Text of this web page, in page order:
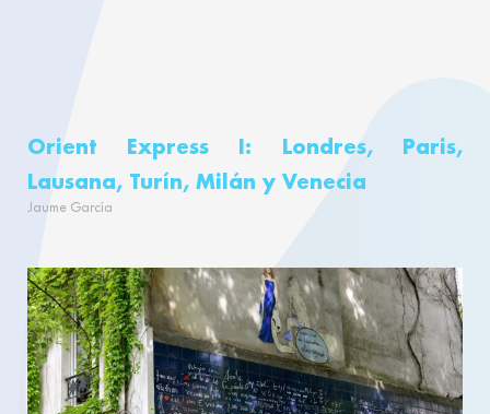
Orient Express I: Londres, Paris,
Lausana, Turín, Milán y Venecia
Jaume García